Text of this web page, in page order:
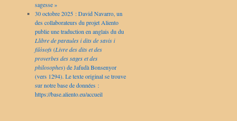
sagesse »
30 octobre 2025 : David Navarro, un
des collaborateurs du projet Aliento
publie une traduction en anglais du du
Llibre de paraules i dits de savis i
filòsofs(Livre des dits et des
proverbes des sages et des
philosophes) de Jafudà Bonsenyor
(vers 1294). Le texte original se trouve
sur notre base de données :
https://base.aliento.eu/accueil